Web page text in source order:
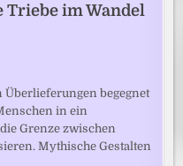
im Wandel
Überlieferungen begegnet
in ein
Grenze zwischen
Mythische Gestalten